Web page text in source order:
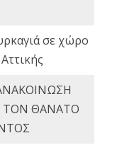
σε χώρο
ΤΟΝ ΘΑΝΑΤΟ